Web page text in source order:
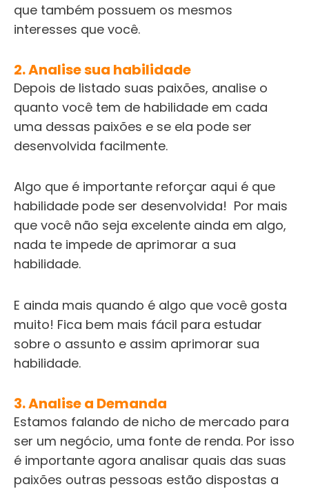
que também possuem os mesmos
interesses que você.
2. Analise sua habilidade
Depois de listado suas paixões, analise o
quanto você tem de habilidade em cada
uma dessas paixões e se ela pode ser
desenvolvida facilmente.
Algo que é importante reforçar aqui é que
habilidade pode ser desenvolvida! Por mais
que você não seja excelente ainda em algo,
nada te impede de aprimorar a sua
habilidade.
E ainda mais quando é algo que você gosta
muito! Fica bem mais fácil para estudar
sobre o assunto e assim aprimorar sua
habilidade.
3. Analise a Demanda
Estamos falando de nicho de mercado para
ser um negócio, uma fonte de renda. Por isso
é importante agora analisar quais das suas
paixões outras pessoas estão dispostas a